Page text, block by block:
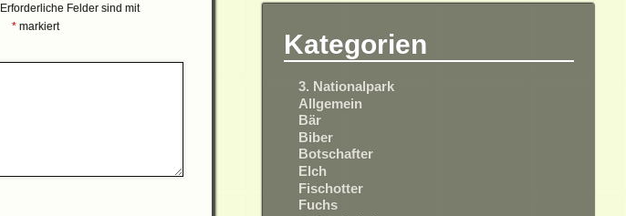
Erforderliche Felder sind mit
* markiert
Kategorien
3. Nationalpark
Allgemein
Bär
Biber
Botschafter
Elch
Fischotter
Fuchs